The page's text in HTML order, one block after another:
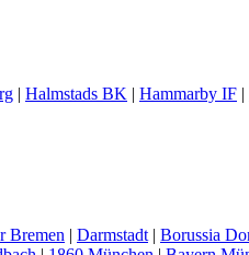
| Halmstads BK | Hammarby IF |
Bremen | Darmstadt | Borussia